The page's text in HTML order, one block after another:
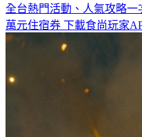
萬元住宿券下載食尚玩家